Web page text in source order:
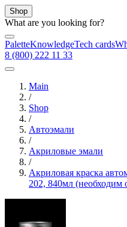
Shop
What are you looking for?
PaletteKnowledgeTech cards
8 (800) 222 11 33
Main
/
Shop
/
Автоэмали
/
Акриловые эмали
/
Акриловая краска
202, 840мл